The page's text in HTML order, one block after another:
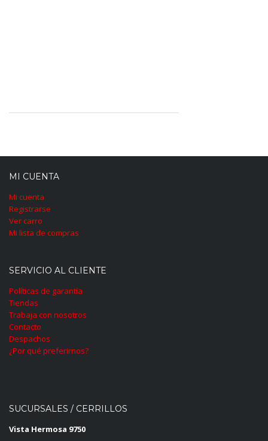
MI CUENTA
Mi cuenta
Registrarse
Ver carro
Mi lista de compras
SERVICIO AL CLIENTE
Políticas de garantía
Tiendas
Trabaja con nosotros
Contacto
Despachos
¿Por qué preferirnos?
SUCURSALES / CERRILLOS
Vista Hermosa 9750